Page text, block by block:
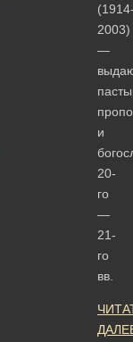
2003)
—
и
20-
го
—
21-
го
вв.